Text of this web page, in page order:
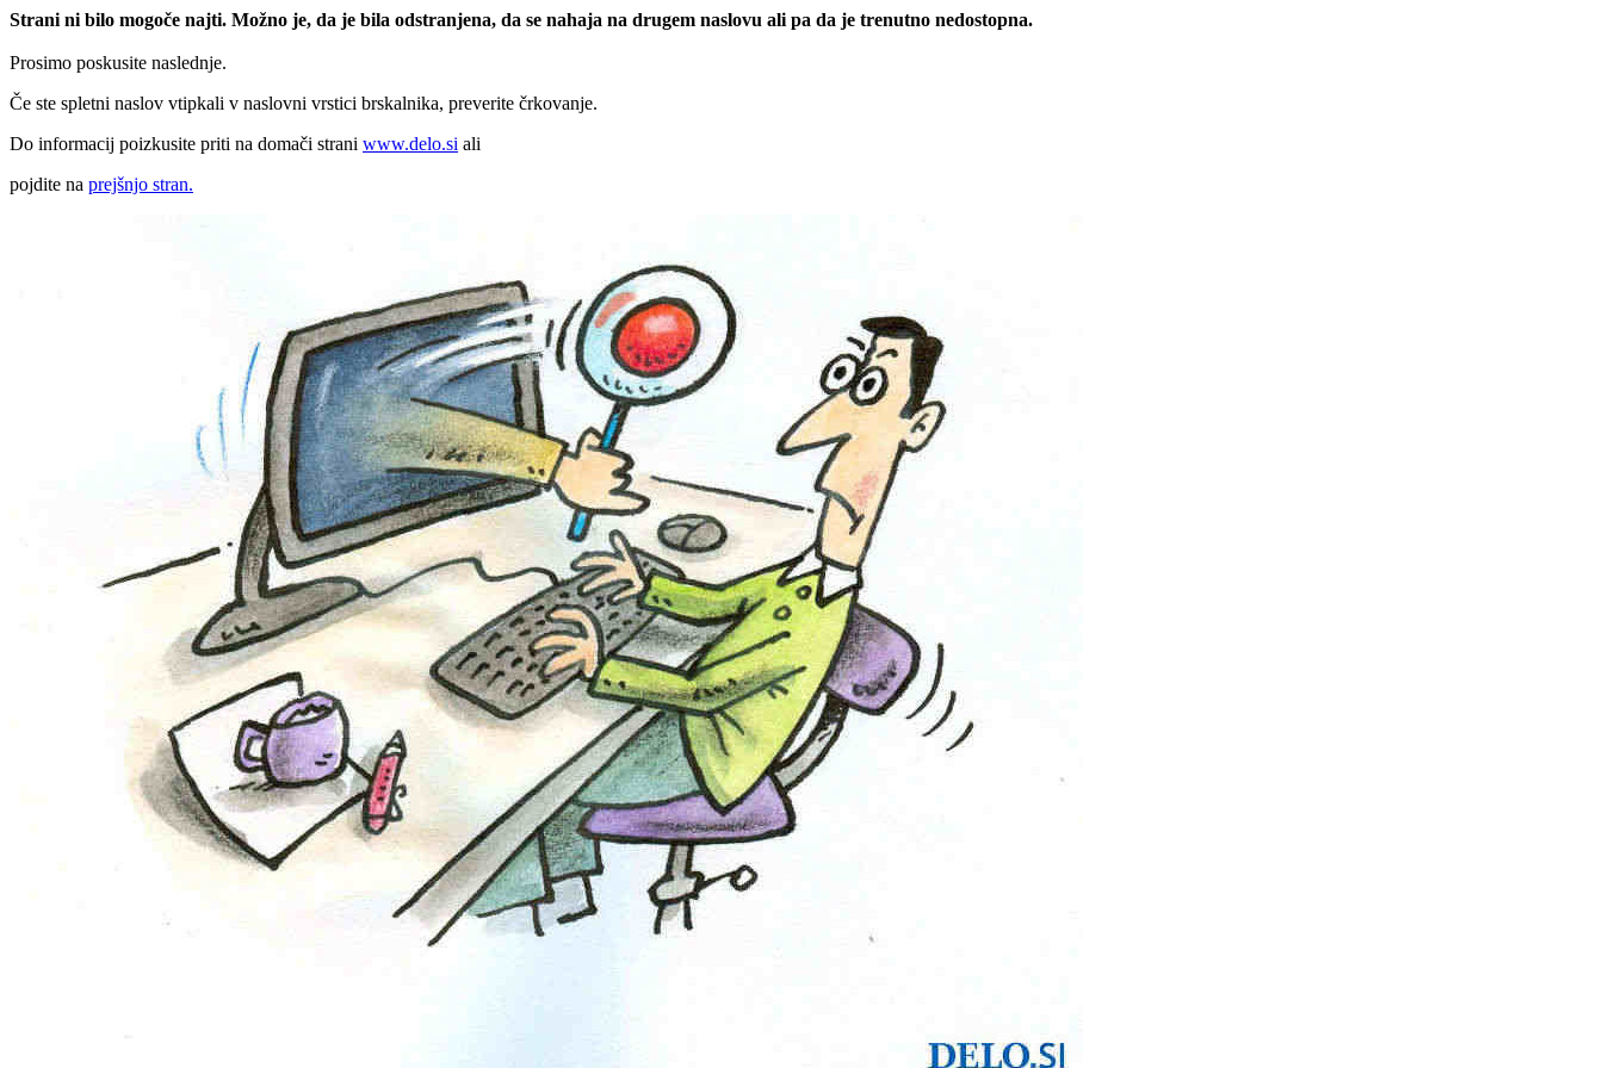
Strani ni bilo mogoče najti. Možno je, da je bila odstranjena, da se nahaja na drugem naslovu ali pa da je trenutno nedostopna.
Prosimo poskusite naslednje.
Če ste spletni naslov vtipkali v naslovni vrstici brskalnika, preverite črkovanje.
Do informacij poizkusite priti na domači strani www.delo.si ali
pojdite na prejšnjo stran.